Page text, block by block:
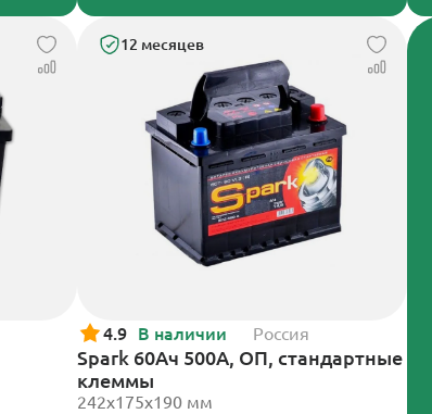
12 месяцев
4.9 В наличии Россия
Spark 60Ач 500А, ОП, стандартные
клеммы
242х175х190 мм